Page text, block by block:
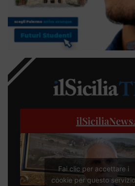
ilSiciliaNews
Fai clic per accettare i
cookie per questo servizio